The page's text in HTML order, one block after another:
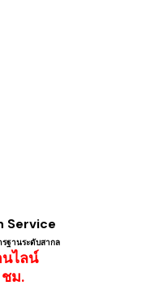
Service
ฐานระดับสากล
ไลน์
ม.